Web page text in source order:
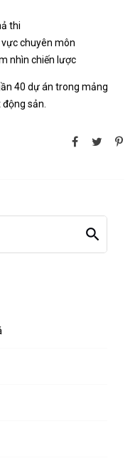
thi
chuyên môn
nhìn chiến lược
40 dự án trong mảng
sản.